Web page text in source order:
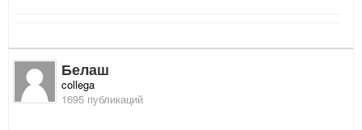
Белаш
collega
1695 публикаций